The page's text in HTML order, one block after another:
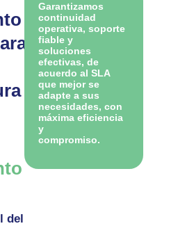
del
Garantizamos
continuidad
operativa, soporte
fiable y
soluciones
efectivas, de
acuerdo al SLA
que mejor se
adapte a sus
necesidades, con
máxima eficiencia
y
compromiso.